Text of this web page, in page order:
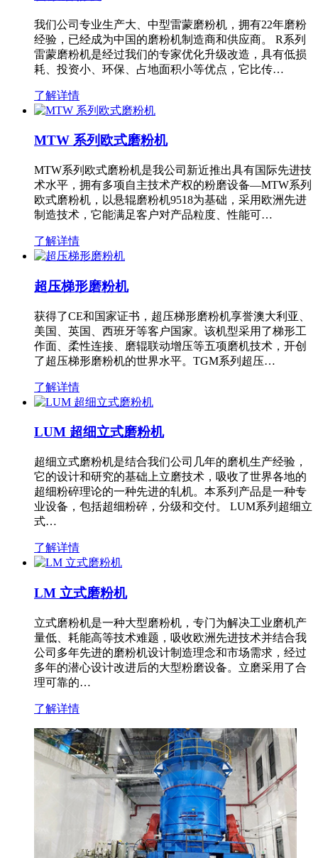
我们公司专业生产大、中型雷蒙磨粉机，拥有22年磨粉
经验，已经成为中国的磨粉机制造商和供应商。 R系列
雷蒙磨粉机是经过我们的专家优化升级改造，具有低损
耗、投资小、环保、占地面积小等优点，它比传…
了解详情
MTW 系列欧式磨粉机
MTW系列欧式磨粉机是我公司新近推出具有国际先进技
术水平，拥有多项自主技术产权的粉磨设备—MTW系列
欧式磨粉机，以悬辊磨粉机9518为基础，采用欧洲先进
制造技术，它能满足客户对产品粒度、性能可…
了解详情
超压梯形磨粉机
获得了CE和国家证书，超压梯形磨粉机享誉澳大利亚、
美国、英国、西班牙等客户国家。该机型采用了梯形工
作面、柔性连接、磨辊联动增压等五项磨机技术，开创
了超压梯形磨粉机的世界水平。TGM系列超压…
了解详情
LUM 超细立式磨粉机
超细立式磨粉机是结合我们公司几年的磨机生产经验，
它的设计和研究的基础上立磨技术，吸收了世界各地的
超细粉碎理论的一种先进的轧机。本系列产品是一种专
业设备，包括超细粉碎，分级和交付。 LUM系列超细立
式…
了解详情
LM 立式磨粉机
立式磨粉机是一种大型磨粉机，专门为解决工业磨机产
量低、耗能高等技术难题，吸收欧洲先进技术并结合我
公司多年先进的磨粉机设计制造理念和市场需求，经过
多年的潜心设计改进后的大型粉磨设备。立磨采用了合
理可靠的…
了解详情